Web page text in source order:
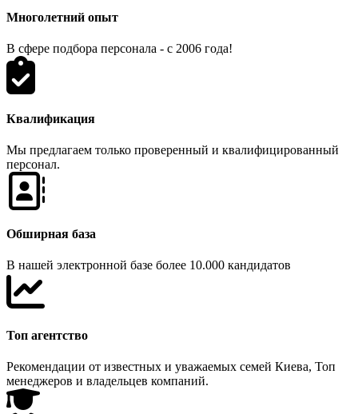
Многолетний опыт
В сфере подбора персонала - с 2006 года!
Квалификация
Мы предлагаем только проверенный и квалифицированный
персонал.
Обширная база
В нашей электронной базе более 10.000 кандидатов
Топ агентство
Рекомендации от известных и уважаемых семей Киева, Топ
менеджеров и владельцев компаний.